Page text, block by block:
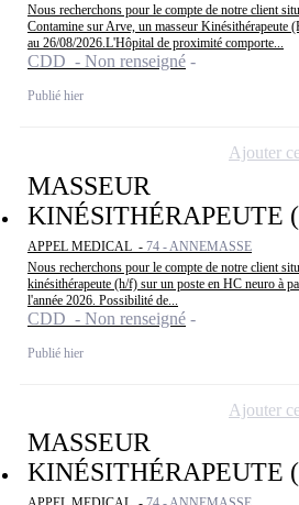
Nous recherchons pour le compte de notre client
Contamine sur Arve, un masseur Kinésithérapeute
au 26/08/2026.L'Hôpital de proximité comporte...
CDD - Non renseigné
Publié hier
MASSEUR
KINÉSITHÉRAPEUTE
APPEL MEDICAL - 74 - ANNEMASSE
Nous recherchons pour le compte de notre client
kinésithérapeute (h/f) sur un poste en HC neuro à
l'année 2026. Possibilité de...
CDD - Non renseigné
Publié hier
Ajouter
MASSEUR
KINÉSITHÉRAPEUTE
Ajouter